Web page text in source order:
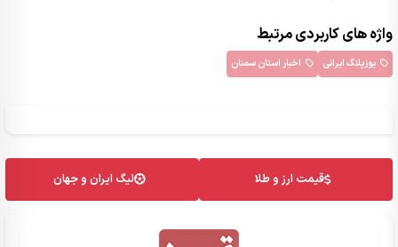
واژه های کاربردی مرتبط
یوزپلنگ ایرانی اخبار استان سمنان
قیمت ارز و طلا لیگ ایران و جهان